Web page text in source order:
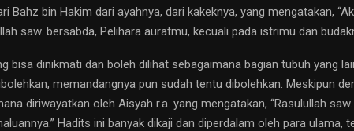
bin Hakim dari ayahnya, dari kakeknya, yang mengatakan,
saw. bersabda, Pelihara auratmu, kecuali pada istrimu dan
bisa dinikmati dan boleh dilihat sebagaimana bagian tubuh yang
memandangnya pun sudah tentu dibolehkan. Meskipun
diriwayatkan oleh Aisyah r.a. yang mengatakan, “Rasulullah
Hadits ini banyak dikaji dan diperdalam oleh para